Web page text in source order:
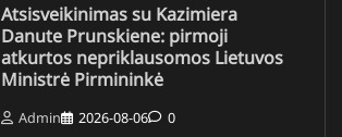
Atsisveikinimas su Kazimiera
Danute Prunskiene: pirmoji
atkurtos nepriklausomos Lietuvos
Ministrė Pirmininkė
Admin 2026-08-06 0